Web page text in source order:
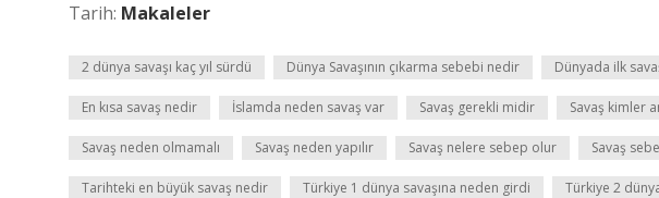
Tarih: Makaleler
2 dünya savaşı kaç yıl sürdü Dünya Savaşının çıkarma sebebi nedir Dünyada ilk
En kısa savaş nedir İslamda neden savaş var Savaş gerekli midir Savaş kimler
Savaş neden olmamalı Savaş neden yapılır Savaş nelere sebep olur Savaş
Tarihteki en büyük savaş nedir Türkiye 1 dünya savaşına neden girdi Türkiye 2